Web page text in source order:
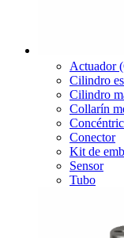
Actuador
Cilindro
Cilindro
Collarín
Conector
Kit de
Sensor
Tubo